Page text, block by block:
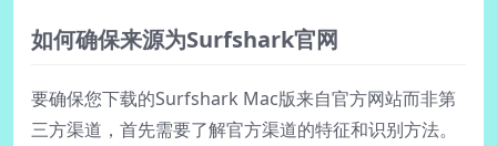
如何确保来源为Surfshark官网
要确保您下载的Surfshark Mac版来自官方网站而非第
三方渠道，首先需要了解官方渠道的特征和识别方法。